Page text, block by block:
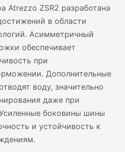
Atrezzo ZSR2 разработана
в области
Асимметричный
обеспечивает
при
Дополнительные
воду, значительно
даже при
боковины шины
и устойчивость к